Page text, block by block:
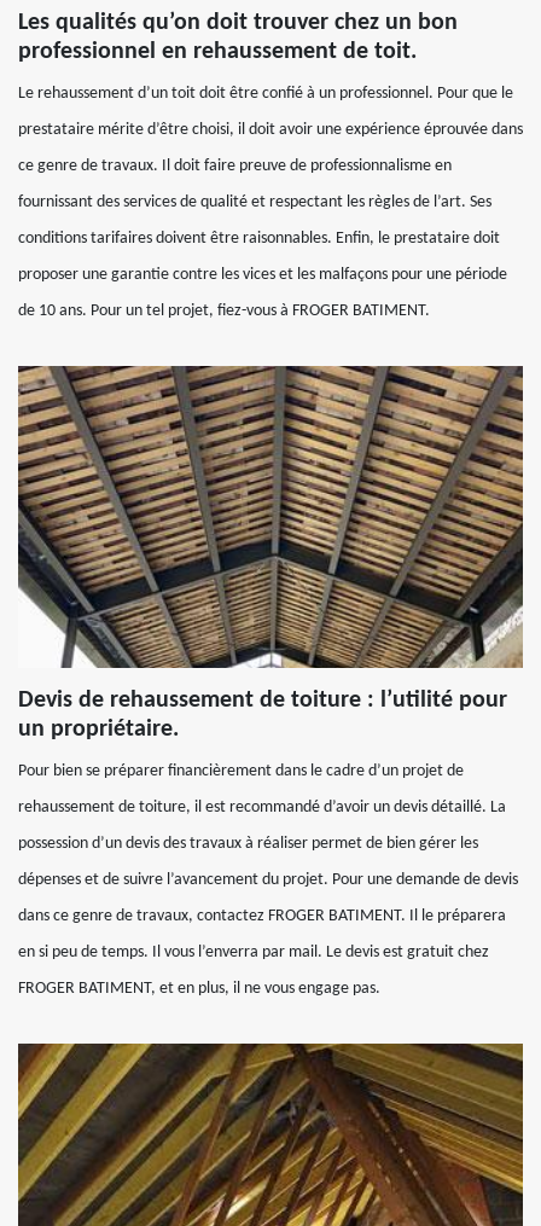
Les qualités qu’on doit trouver chez un bon
professionnel en rehaussement de toit.
Le rehaussement d’un toit doit être confié à un professionnel. Pour que le
prestataire mérite d’être choisi, il doit avoir une expérience éprouvée dans
ce genre de travaux. Il doit faire preuve de professionnalisme en
fournissant des services de qualité et respectant les règles de l’art. Ses
conditions tarifaires doivent être raisonnables. Enfin, le prestataire doit
proposer une garantie contre les vices et les malfaçons pour une période
de 10 ans. Pour un tel projet, fiez-vous à FROGER BATIMENT.
Devis de rehaussement de toiture : l’utilité pour
un propriétaire.
Pour bien se préparer financièrement dans le cadre d’un projet de
rehaussement de toiture, il est recommandé d’avoir un devis détaillé. La
possession d’un devis des travaux à réaliser permet de bien gérer les
dépenses et de suivre l’avancement du projet. Pour une demande de devis
dans ce genre de travaux, contactez FROGER BATIMENT. Il le préparera
en si peu de temps. Il vous l’enverra par mail. Le devis est gratuit chez
FROGER BATIMENT, et en plus, il ne vous engage pas.